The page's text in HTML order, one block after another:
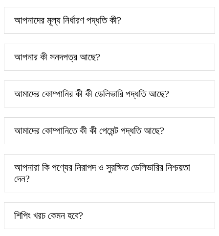
আপনাদের মূল্য নির্ধারণ পদ্ধতি কী?
আপনার কী সনদপত্র আছে?
আমাদের কোম্পানির কী কী ডেলিভারি পদ্ধতি আছে?
আমাদের কোম্পানিতে কী কী পেমেন্ট পদ্ধতি আছে?
আপনারা কি পণ্যের নিরাপদ ও সুরক্ষিত ডেলিভারির নিশ্চয়তা
দেন?
শিপিং খরচ কেমন হবে?